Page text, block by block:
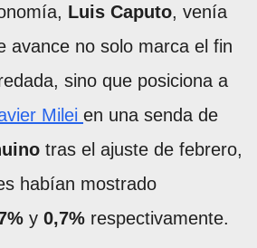
Luis Caputo, venía
avance no solo marca el fin
sino que posiciona a
Milei en una senda de
tras el ajuste de febrero,
habían mostrado
y 0,7% respectivamente.